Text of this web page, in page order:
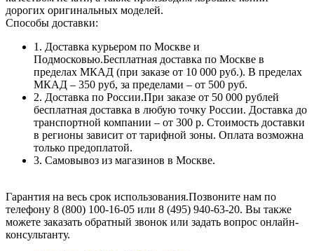
дорогих оригинальных моделей.
Способы доставки:
1. Доставка курьером по Москве и
Подмосковью.Бесплатная доставка по Москве в
пределах МКАД (при заказе от 10 000 руб.). В пределах
МКАД – 350 руб, за пределами – от 500 руб.
2. Доставка по России.При заказе от 50 000 рублей
бесплатная доставка в любую точку России. Доставка до
транспортной компании – от 300 р. Стоимость доставки
в регионы зависит от тарифной зоны. Оплата возможна
только предоплатой.
3. Самовывоз из магазинов в Москве.
Гарантия на весь срок использования.Позвоните нам по
телефону 8 (800) 100-16-05 или 8 (495) 940-63-20. Вы также
можете заказать обратный звонок или задать вопрос онлайн-
консультанту.